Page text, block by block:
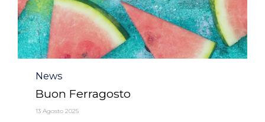
Category
News
Buon Ferragosto
13 Agosto 2025